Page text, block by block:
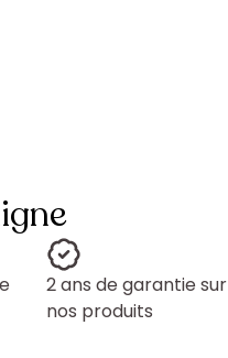
2 ans de garantie sur
nos produits